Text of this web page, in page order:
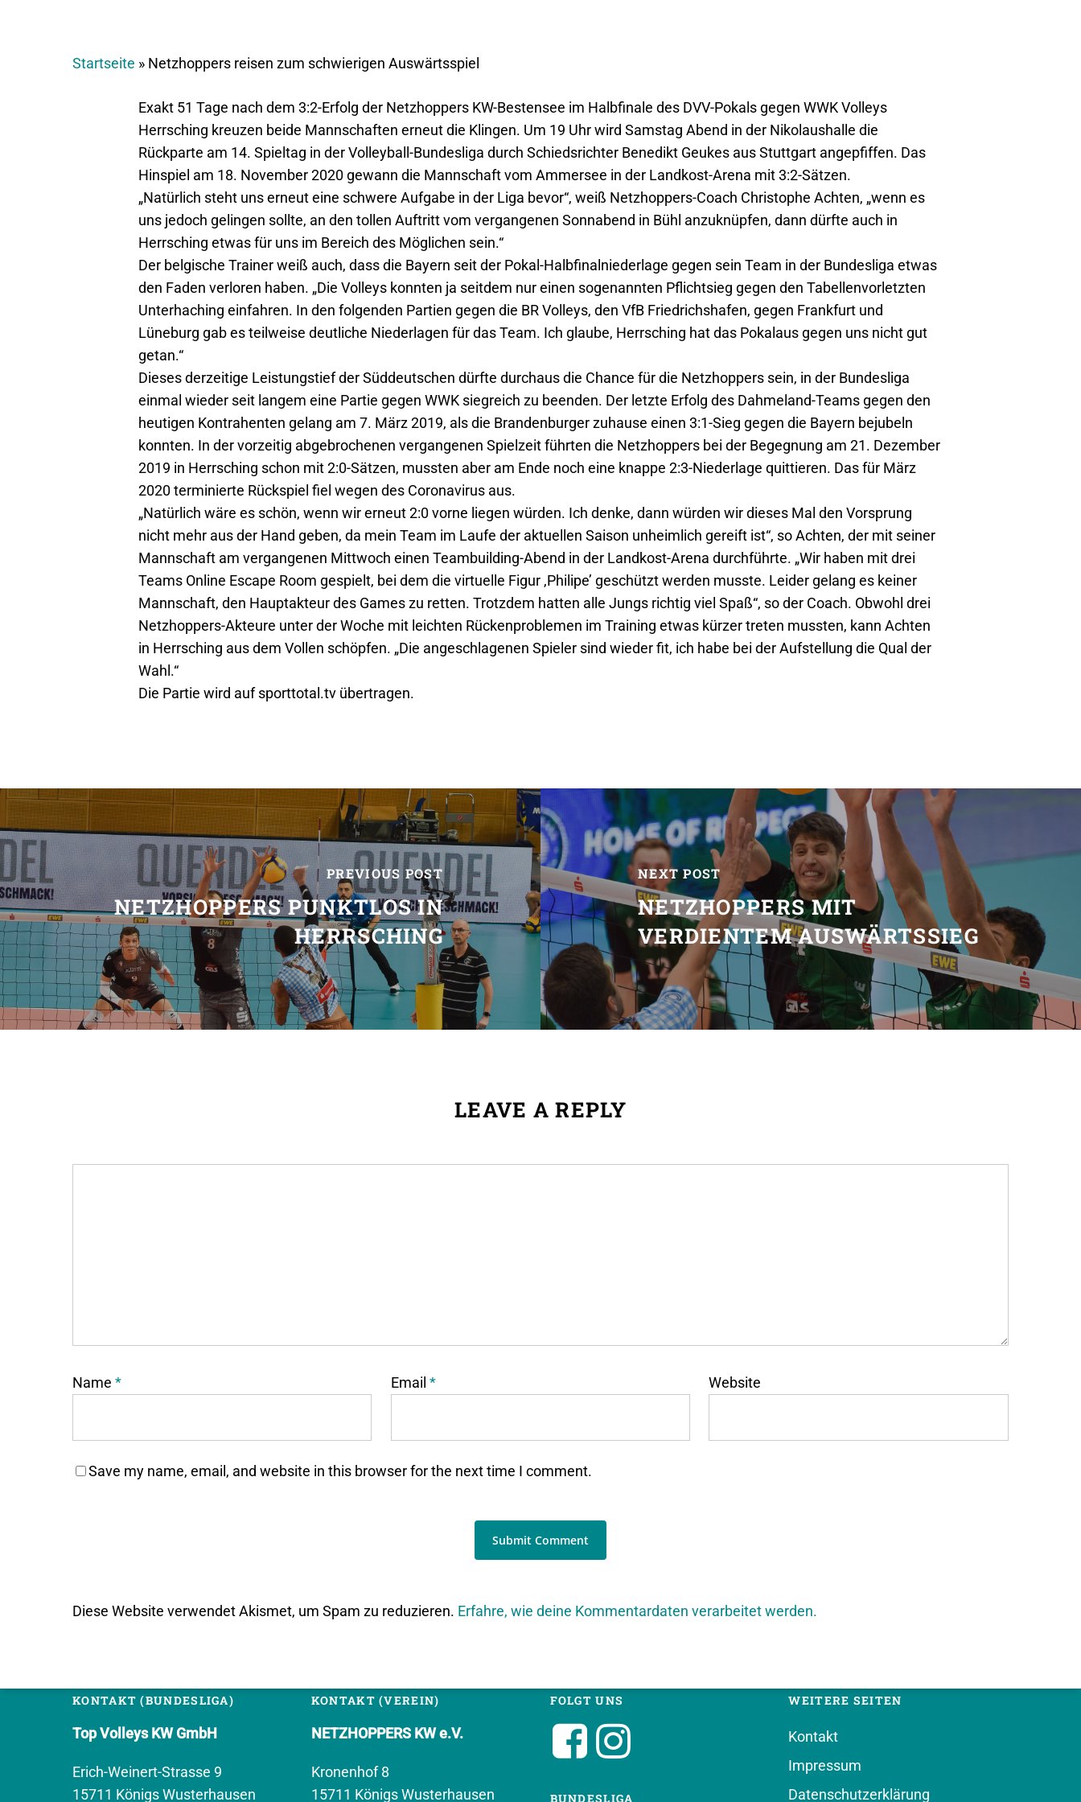
Startseite » Netzhoppers reisen zum schwierigen Auswärtsspiel
Exakt 51 Tage nach dem 3:2-Erfolg der Netzhoppers KW-Bestensee im Halbfinale des DVV-Pokals gegen WWK Volleys
Herrsching kreuzen beide Mannschaften erneut die Klingen. Um 19 Uhr wird Samstag Abend in der Nikolaushalle die
Rückparte am 14. Spieltag in der Volleyball-Bundesliga durch Schiedsrichter Benedikt Geukes aus Stuttgart angepfiffen. Das
Hinspiel am 18. November 2020 gewann die Mannschaft vom Ammersee in der Landkost-Arena mit 3:2-Sätzen.
„Natürlich steht uns erneut eine schwere Aufgabe in der Liga bevor“, weiß Netzhoppers-Coach Christophe Achten, „wenn es
uns jedoch gelingen sollte, an den tollen Auftritt vom vergangenen Sonnabend in Bühl anzuknüpfen, dann dürfte auch in
Herrsching etwas für uns im Bereich des Möglichen sein.“
Der belgische Trainer weiß auch, dass die Bayern seit der Pokal-Halbfinalniederlage gegen sein Team in der Bundesliga etwas
den Faden verloren haben. „Die Volleys konnten ja seitdem nur einen sogenannten Pflichtsieg gegen den Tabellenvorletzten
Unterhaching einfahren. In den folgenden Partien gegen die BR Volleys, den VfB Friedrichshafen, gegen Frankfurt und
Lüneburg gab es teilweise deutliche Niederlagen für das Team. Ich glaube, Herrsching hat das Pokalaus gegen uns nicht gut
getan.“
Dieses derzeitige Leistungstief der Süddeutschen dürfte durchaus die Chance für die Netzhoppers sein, in der Bundesliga
einmal wieder seit langem eine Partie gegen WWK siegreich zu beenden. Der letzte Erfolg des Dahmeland-Teams gegen den
heutigen Kontrahenten gelang am 7. März 2019, als die Brandenburger zuhause einen 3:1-Sieg gegen die Bayern bejubeln
konnten. In der vorzeitig abgebrochenen vergangenen Spielzeit führten die Netzhoppers bei der Begegnung am 21. Dezember
2019 in Herrsching schon mit 2:0-Sätzen, mussten aber am Ende noch eine knappe 2:3-Niederlage quittieren. Das für März
2020 terminierte Rückspiel fiel wegen des Coronavirus aus.
„Natürlich wäre es schön, wenn wir erneut 2:0 vorne liegen würden. Ich denke, dann würden wir dieses Mal den Vorsprung
nicht mehr aus der Hand geben, da mein Team im Laufe der aktuellen Saison unheimlich gereift ist“, so Achten, der mit seiner
Mannschaft am vergangenen Mittwoch einen Teambuilding-Abend in der Landkost-Arena durchführte. „Wir haben mit drei
Teams Online Escape Room gespielt, bei dem die virtuelle Figur ,Philipe’ geschützt werden musste. Leider gelang es keiner
Mannschaft, den Hauptakteur des Games zu retten. Trotzdem hatten alle Jungs richtig viel Spaß“, so der Coach. Obwohl drei
Netzhoppers-Akteure unter der Woche mit leichten Rückenproblemen im Training etwas kürzer treten mussten, kann Achten
in Herrsching aus dem Vollen schöpfen. „Die angeschlagenen Spieler sind wieder fit, ich habe bei der Aufstellung die Qual der
Wahl.“
Die Partie wird auf sporttotal.tv übertragen.
PREVIOUS POST
NETZHOPPERS PUNKTLOS IN
HERRSCHING
NEXT POST
NETZHOPPERS MIT
VERDIENTEM AUSWÄRTSSIEG
LEAVE A REPLY
Name * Email * Website
Save my name, email, and website in this browser for the next time I comment.
Diese Website verwendet Akismet, um Spam zu reduzieren. Erfahre, wie deine Kommentardaten verarbeitet werden.
KONTAKT (BUNDESLIGA)
Top Volleys KW GmbH
Erich-Weinert-Strasse 9
15711 Königs Wusterhausen
KONTAKT (VEREIN)
NETZHOPPERS KW e.V.
Kronenhof 8
15711 Königs Wusterhausen
FOLGT UNS
BUNDESLIGA
WEITERE SEITEN
Kontakt
Impressum
Datenschutzerklärung